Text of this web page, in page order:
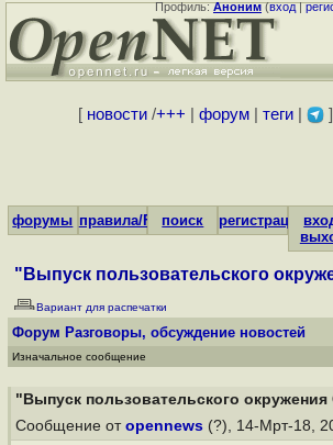
Профиль:Аноним(вход|
[ новости/+++ форум| теги| ]
форумы правила/FAQпоиск регистрация
"Выпуск пользовательского
Вариант для распечатки
Форум Разговоры, обсуждение новостей
Изначальное сообщение
"Выпуск пользовательского окружения
Сообщение от opennews (?), 14-Мрт-18,